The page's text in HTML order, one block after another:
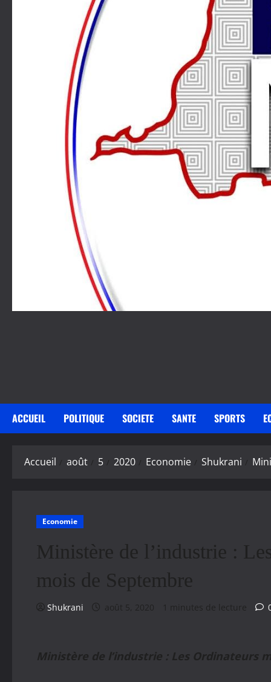
ACCUEIL POLITIQUE SOCIETE SANTE SPORTS
Accueil août 5 2020 Economie Shukrani
Economie
Ministère de l’industrie :
mois de Septembre
Shukrani août 5, 2020 1 minutes de lecture
Ministère de l’industrie : Les Ordinateurs